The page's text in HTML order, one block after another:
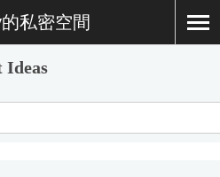
私密空間
Ideas